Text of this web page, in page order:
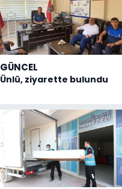
GÜNCEL
Ünlü, ziyarette bulundu